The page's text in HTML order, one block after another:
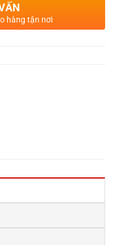
hàng tận nơi